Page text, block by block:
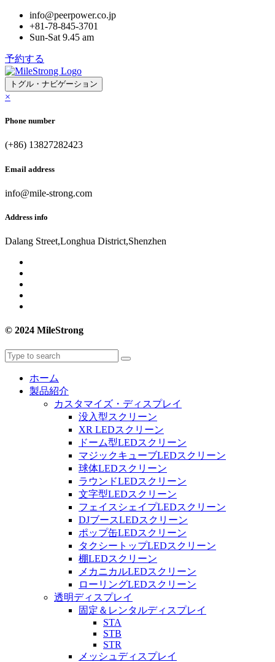
info@peerpower.co.jp
+81-78-845-3701
Sun-Sat 9.45 am
予約する
トグル・ナビゲーション
×
Phone number
(+86) 13827282423
Email address
info@mile-strong.com
Address info
Dalang Street,Longhua District,Shenzhen
© 2024 MileStrong
ホーム
製品紹介
カスタマイズ・ディスプレイ
没入型スクリーン
XR LEDスクリーン
ドーム型LEDスクリーン
マジックキューブLEDスクリーン
球体LEDスクリーン
ラウンドLEDスクリーン
文字型LEDスクリーン
フェイスシェイプLEDスクリーン
DJブースLEDスクリーン
ポップ缶LEDスクリーン
タクシートップLEDスクリーン
棚LEDスクリーン
メカニカルLEDスクリーン
ローリングLEDスクリーン
透明ディスプレイ
固定＆レンタルディスプレイ
STA
STB
STR
メッシュディスプレイ